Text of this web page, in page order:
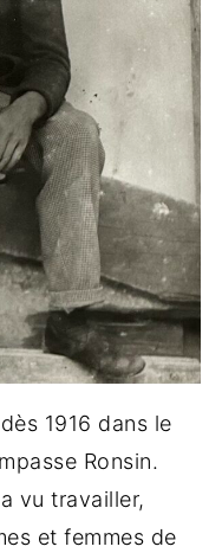
1916 dans le
Ronsin.
vu travailler,
et femmes de